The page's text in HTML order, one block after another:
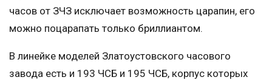
часов от ЗЧЗ исключает возможность царапин, его
можно поцарапать только бриллиантом.
В линейке моделей Златоустовского часового
завода есть и 193 ЧСБ и 195 ЧСБ, корпус которых